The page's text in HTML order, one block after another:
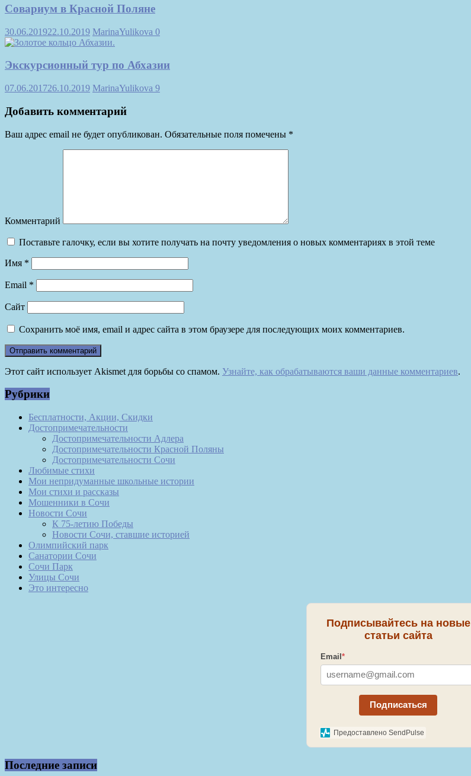
Совариум в Красной Поляне
30.06.201922.10.2019 MarinaYulikova 0
Экскурсионный тур по Абхазии
07.06.201726.10.2019 MarinaYulikova 9
Добавить комментарий
Ваш адрес email не будет опубликован. Обязательные поля помечены *
Комментарий
Поставьте галочку, если вы хотите получать на почту уведомления о новых комментариях в этой теме
Имя *
Email *
Сайт
Сохранить моё имя, email и адрес сайта в этом браузере для последующих моих комментариев.
Этот сайт использует Akismet для борьбы со спамом. Узнайте, как обрабатываются ваши данные комментариев.
Рубрики
Бесплатности, Акции, Скидки
Достопримечательности
Достопримечательности Адлера
Достопримечательности Красной Поляны
Достопримечательности Сочи
Любимые стихи
Мои непридуманные школьные истории
Мои стихи и рассказы
Мошенники в Сочи
Новости Сочи
К 75-летию Победы
Новости Сочи, ставшие историей
Олимпийский парк
Санатории Сочи
Сочи Парк
Улицы Сочи
Это интересно
Подписывайтесь на новые
статьи сайта
Email *
Подписаться
Предоставлено SendPulse
Последние записи